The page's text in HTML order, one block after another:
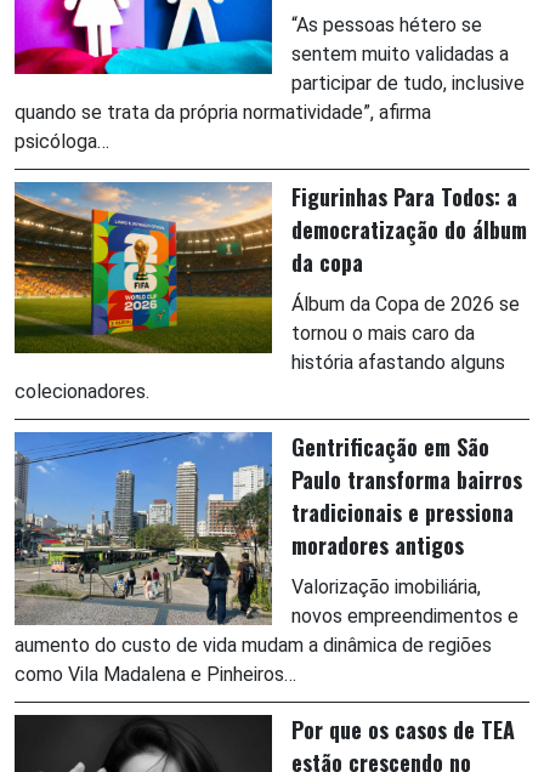
“As pessoas hétero se
sentem muito validadas a
participar de tudo, inclusive
quando se trata da própria normatividade”, afirma
psicóloga…
Figurinhas Para Todos: a
democratização do álbum
da copa
Álbum da Copa de 2026 se
tornou o mais caro da
história afastando alguns
colecionadores.
Gentrificação em São
Paulo transforma bairros
tradicionais e pressiona
moradores antigos
Valorização imobiliária,
novos empreendimentos e
aumento do custo de vida mudam a dinâmica de regiões
como Vila Madalena e Pinheiros…
Por que os casos de TEA
estão crescendo no